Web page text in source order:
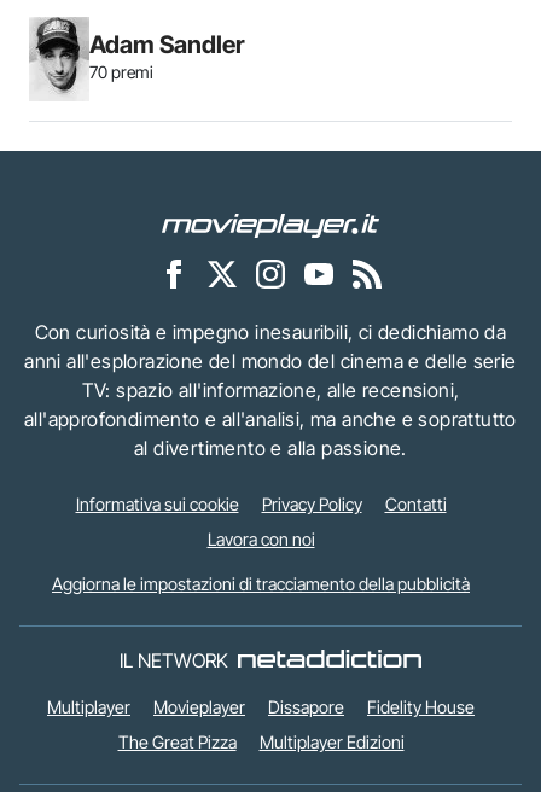
Adam Sandler
70 premi
Con curiosità e impegno inesauribili, ci dedichiamo da
anni all'esplorazione del mondo del cinema e delle serie
TV: spazio all'informazione, alle recensioni,
all'approfondimento e all'analisi, ma anche e soprattutto
al divertimento e alla passione.
Informativa sui cookie Privacy Policy
Contatti
Lavora con noi
Aggiorna le impostazioni di tracciamento della pubblicità
IL NETWORK
Multiplayer Movieplayer Dissapore
Fidelity House
The Great Pizza
Multiplayer Edizioni